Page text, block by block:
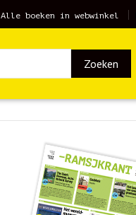
Alle boeken in webwinkel
Zoeken